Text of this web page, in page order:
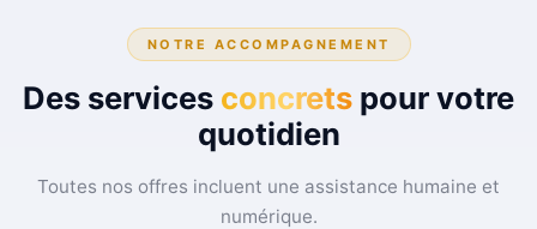
NOTRE ACCOMPAGNEMENT
Des services concrets pour votre
quotidien
Toutes nos offres incluent une assistance humaine et
numérique.